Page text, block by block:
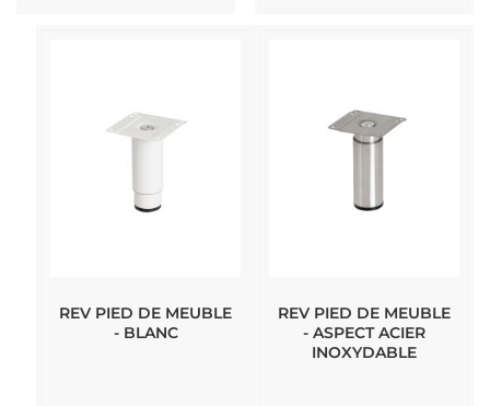
REV PIED DE MEUBLE
- BLANC
REV PIED DE MEUBLE
- ASPECT ACIER
INOXYDABLE